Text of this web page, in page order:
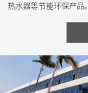
热水器等节能环保产品。